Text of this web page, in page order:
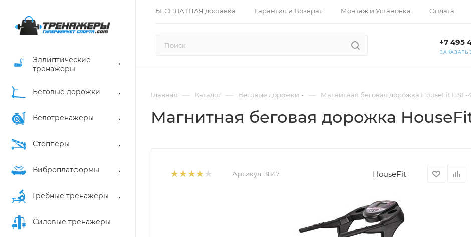
БЕСПЛАТНАЯ доставка Гарантия и Возврат Монтаж и Установка Оплата
+7 495
ЗАКАЗАТЬ
Эллиптические
тренажеры
Беговые дорожки
Велотренажеры
Степперы
Виброплатформы
Гребные тренажеры
Силовые тренажеры
Главная — Каталог — Беговые дорожки — Магнитная беговая дорожка HouseFit HSF-
Магнитная беговая дорожка
Артикул: 3847 HouseFit